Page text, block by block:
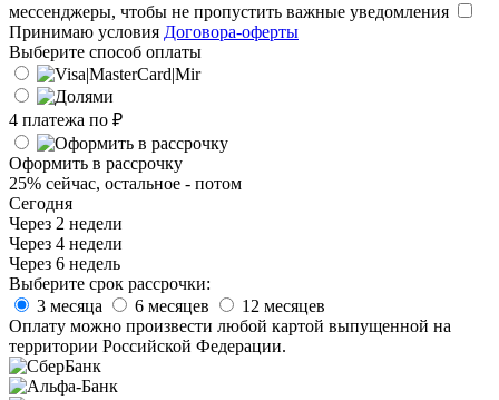
мессенджеры, чтобы не пропустить важные уведомления
Принимаю условия Договора-оферты
Выберите способ оплаты
4 платежа по ₽
Оформить в рассрочку
25% сейчас, остальное - потом
Сегодня
Через 2 недели
Через 4 недели
Через 6 недель
Выберите срок рассрочки:
3 месяца
6 месяцев
12 месяцев
Оплату можно произвести любой картой выпущенной на
территории Российской Федерации.